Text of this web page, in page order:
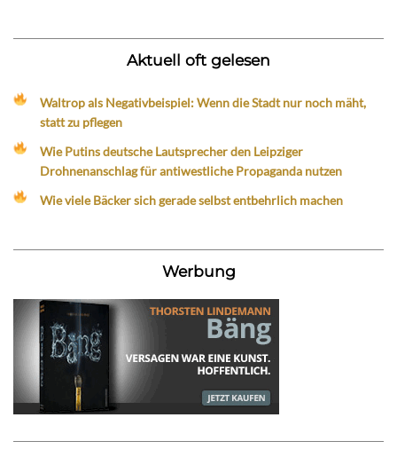
Aktuell oft gelesen
Waltrop als Negativbeispiel: Wenn die Stadt nur noch mäht,
statt zu pflegen
Wie Putins deutsche Lautsprecher den Leipziger
Drohnenanschlag für antiwestliche Propaganda nutzen
Wie viele Bäcker sich gerade selbst entbehrlich machen
Werbung